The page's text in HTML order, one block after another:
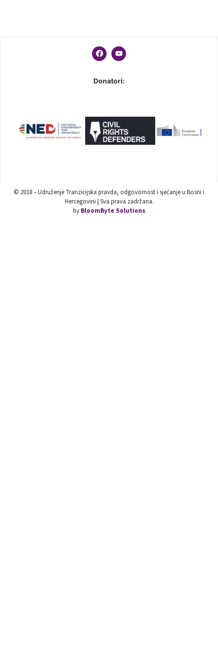
Donatori:
© 2018 – Udruženje Tranzicijska pravda, odgovornost i sjećanje u Bosni i
Hercegovini | Sva prava zadržana.
by BloomByte Solutions